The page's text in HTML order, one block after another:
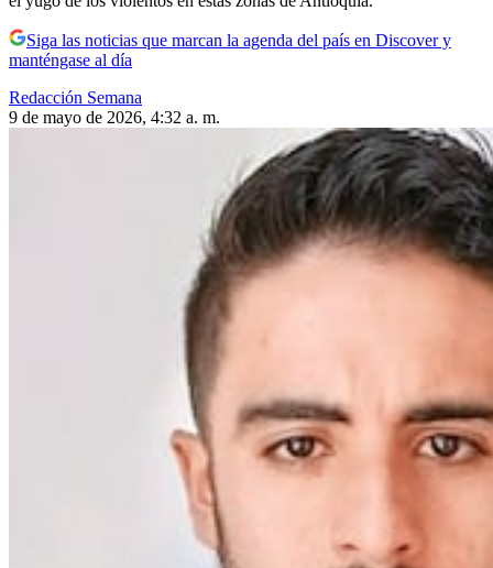
Siga las noticias que marcan la agenda del país en Discover y
manténgase al día
Redacción Semana
9 de mayo de 2026, 4:32 a. m.